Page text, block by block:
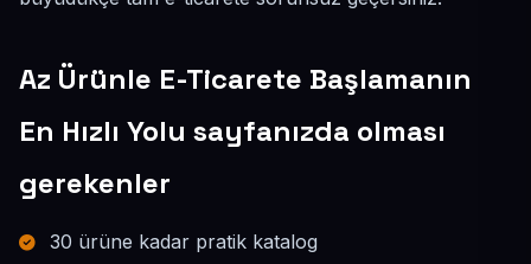
Az Ürünle E-Ticarete Başlamanın
En Hızlı Yolu sayfanızda olması
gerekenler
30 ürüne kadar pratik katalog